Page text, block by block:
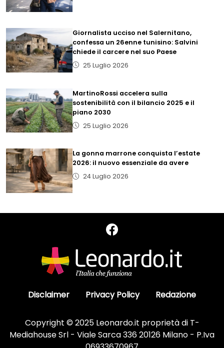
Giornalista ucciso nel Salernitano,
confessa un 26enne tunisino: Salvini
chiede il carcere nel suo Paese
25 Luglio 2026
MartinoRossi accelera sulla
sostenibilità con il bilancio 2025 e il
piano 2030
25 Luglio 2026
La gonna marrone conquista l’estate
2026: il nuovo essenziale da avere
24 Luglio 2026
Disclaimer Privacy Policy Redazione
Copyright © 2025 Leonardo.it proprietà di T-
Mediahouse Srl - Viale Sarca 336 20126 Milano - P.Iva